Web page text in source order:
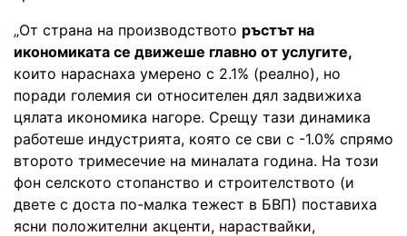
„От страна на производството ръстът на
икономиката се движеше главно от услугите,
които нараснаха умерено с 2.1% (реално), но
поради големия си относителен дял задвижиха
цялата икономика нагоре. Срещу тази динамика
работеше индустрията, която се сви с -1.0% спрямо
второто тримесечие на миналата година. На този
фон селското стопанство и строителството (и
двете с доста по-малка тежест в БВП) поставиха
ясни положителни акценти, нараствайки,